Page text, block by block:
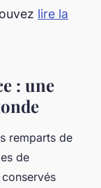
lire la
: une
remparts de
de